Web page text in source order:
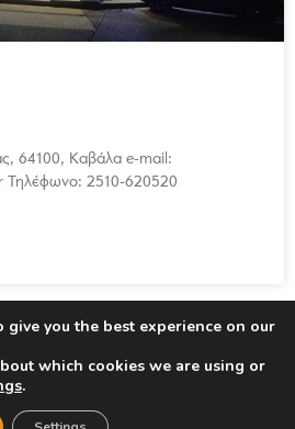
64100, Καβάλα e-mail:
Τηλέφωνο: 2510-620520
give you the best experience on our
which cookies we are using or
.